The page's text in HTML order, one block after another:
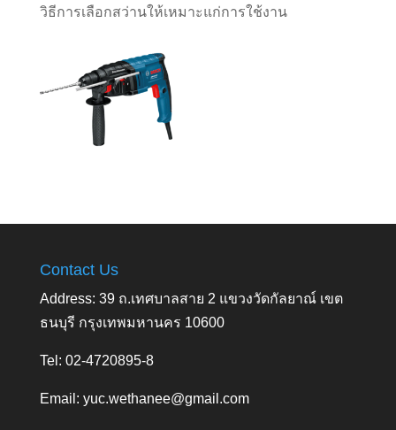
วิธีการเลือกสว่านให้เหมาะแก่การใช้งาน
Contact Us
Address: 39 ถ.เทศบาลสาย 2 แขวงวัดกัลยาณ์ เขต
ธนบุรี กรุงเทพมหานคร 10600
Tel: 02-4720895-8
Email: yuc.wethanee@gmail.com